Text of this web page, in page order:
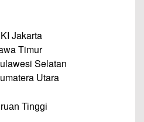
Jakarta
Timur
Selatan
Utara
Tinggi